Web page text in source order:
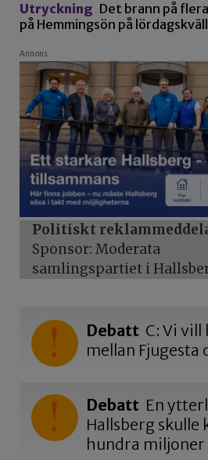
Utryckning Det brann på
på Hemmingsön på
Annons
Politiskt
Sponsor: Moderata
samlingspartiet i
Debatt C: Vi vill
mellan Fjugesta
Debatt En
Hallsberg skulle
hundra